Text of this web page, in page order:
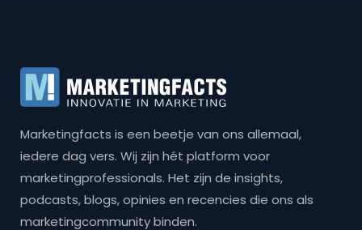
Marketingfacts is een beetje van ons allemaal,
iedere dag vers. Wij zijn hét platform voor
marketingprofessionals. Het zijn de insights,
podcasts, blogs, opinies en recencies die ons als
marketingcommunity binden.